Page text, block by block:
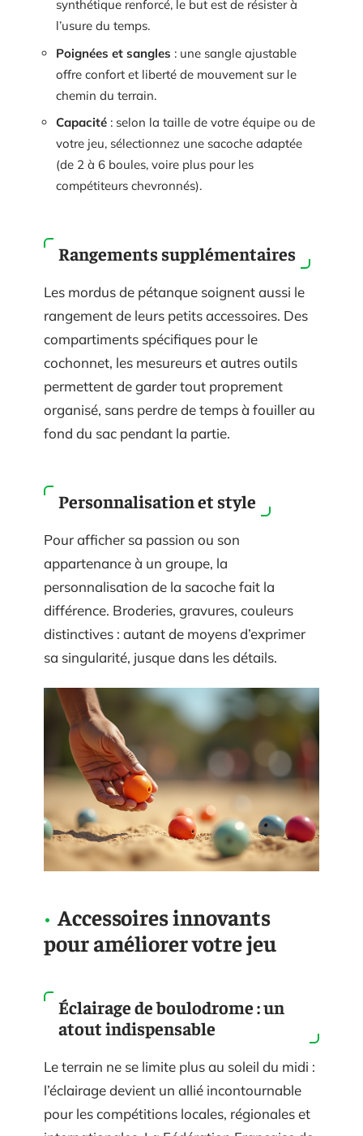
synthétique renforcé, le but est de résister à
l’usure du temps.
Poignées et sangles : une sangle ajustable
offre confort et liberté de mouvement sur le
chemin du terrain.
Capacité : selon la taille de votre équipe ou de
votre jeu, sélectionnez une sacoche adaptée
(de 2 à 6 boules, voire plus pour les
compétiteurs chevronnés).
Rangements supplémentaires
Les mordus de pétanque soignent aussi le
rangement de leurs petits accessoires. Des
compartiments spécifiques pour le
cochonnet, les mesureurs et autres outils
permettent de garder tout proprement
organisé, sans perdre de temps à fouiller au
fond du sac pendant la partie.
Personnalisation et style
Pour afficher sa passion ou son
appartenance à un groupe, la
personnalisation de la sacoche fait la
différence. Broderies, gravures, couleurs
distinctives : autant de moyens d’exprimer
sa singularité, jusque dans les détails.
Accessoires innovants
pour améliorer votre jeu
Éclairage de boulodrome : un
atout indispensable
Le terrain ne se limite plus au soleil du midi :
l’éclairage devient un allié incontournable
pour les compétitions locales, régionales et